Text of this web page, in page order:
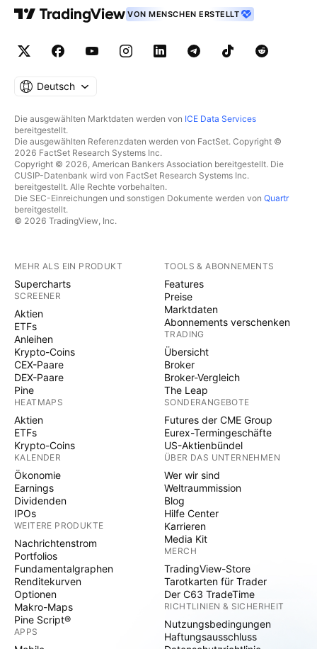
VON MENSCHEN ERSTELLT
Deutsch
Die ausgewählten Marktdaten werden von ICE Data Services
bereitgestellt.
Die ausgewählten Referenzdaten werden von FactSet. Copyright ©
2026 FactSet Research Systems Inc.
Copyright © 2026, American Bankers Association bereitgestellt. Die
CUSIP-Datenbank wird von FactSet Research Systems Inc.
bereitgestellt. Alle Rechte vorbehalten.
Die SEC-Einreichungen und sonstigen Dokumente werden von Quartr
bereitgestellt.
© 2026 TradingView, Inc.
MEHR ALS EIN PRODUKT
Supercharts
SCREENER
Aktien
ETFs
Anleihen
Krypto-Coins
CEX-Paare
DEX-Paare
Pine
HEATMAPS
Aktien
ETFs
Krypto-Coins
KALENDER
Ökonomie
Earnings
Dividenden
IPOs
WEITERE PRODUKTE
Nachrichtenstrom
Portfolios
Fundamentalgraphen
Renditekurven
Optionen
Makro-Maps
Pine Script®
APPS
TOOLS & ABONNEMENTS
Features
Preise
Marktdaten
Abonnements verschenken
TRADING
Übersicht
Broker
Broker-Vergleich
The Leap
SONDERANGEBOTE
Futures der CME Group
Eurex-Termingeschäfte
US-Aktienbündel
ÜBER DAS UNTERNEHMEN
Wer wir sind
Weltraummission
Blog
Hilfe Center
Karrieren
Media Kit
MERCH
TradingView-Store
Tarotkarten für Trader
Der C63 TradeTime
RICHTLINIEN & SICHERHEIT
Nutzungsbedingungen
Haftungsausschluss